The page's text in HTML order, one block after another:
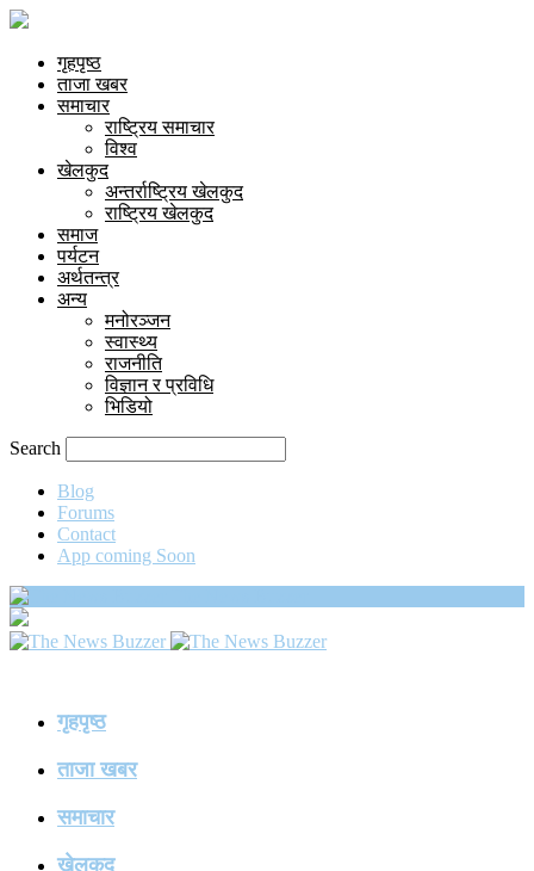
गृहपृष्ठ
ताजा खबर
समाचार
राष्ट्रिय समाचार
विश्व
खेलकुद
अन्तर्राष्ट्रिय खेलकुद
राष्ट्रिय खेलकुद
समाज
पर्यटन
अर्थतन्त्र
अन्य
मनोरञ्जन
स्वास्थ्य
राजनीति
विज्ञान र प्रविधि
भिडियो
Search
Blog
Forums
Contact
App coming Soon
गृहपृष्ठ
ताजा खबर
समाचार
खेलकुद